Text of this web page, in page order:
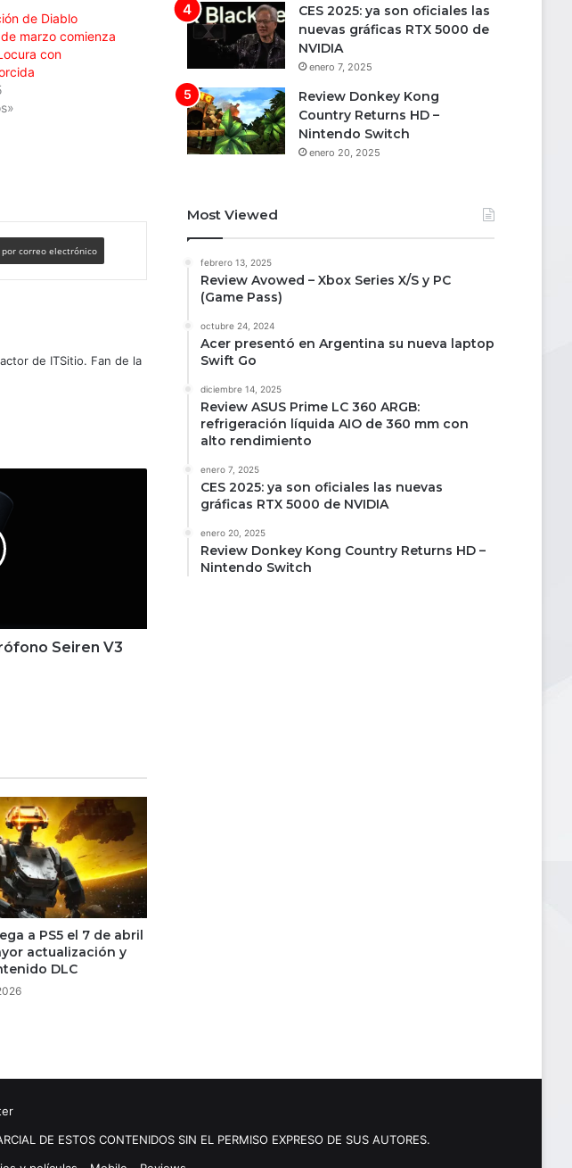
de Diablo
marzo comienza
con
correo electrónico
de ITSitio. Fan de la
Seiren V3
a PS5 el 7 de abril
actualización y
DLC
CES 2025: ya son oficiales las
nuevas gráficas RTX 5000 de
NVIDIA
enero 7, 2025
Review Donkey Kong
Country Returns HD –
Nintendo Switch
enero 20, 2025
Most Viewed
febrero 13, 2025
Review Avowed – Xbox Series X/S y PC
(Game Pass)
octubre 24, 2024
Acer presentó en Argentina su nueva laptop
Swift Go
diciembre 14, 2025
Review ASUS Prime LC 360 ARGB:
refrigeración líquida AIO de 360 mm con
alto rendimiento
enero 7, 2025
CES 2025: ya son oficiales las nuevas
gráficas RTX 5000 de NVIDIA
enero 20, 2025
Review Donkey Kong Country Returns HD –
Nintendo Switch
DE ESTOS CONTENIDOS SIN EL PERMISO EXPRESO DE SUS AUTORES.